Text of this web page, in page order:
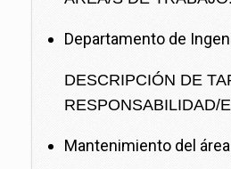
Departamento de
DESCRIPCIÓN DE
RESPONSABILIDAD/
Mantenimiento del